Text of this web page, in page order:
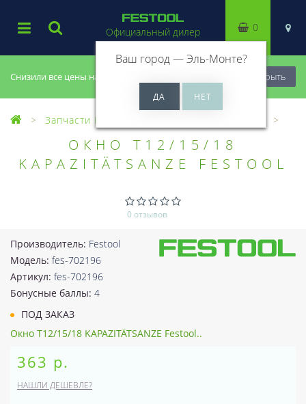
Снизили все цены на 20%, успей купить! Закрыть
Официальный дилер
Ваш город —Эль-Монте?
0
Запчасти Festool
ОКНО T12/15/18
KAPAZITÄTSANZE FESTOOL
0 отзывов
Производитель: Festool
Модель: fes-702196
Артикул: fes-702196
Бонусные баллы: 4
ПОД ЗАКАЗ
Окно T12/15/18 KAPAZITÄTSANZE Festool..
363 р.
НАШЛИ ДЕШЕВЛЕ?